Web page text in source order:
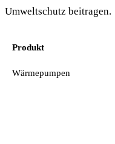
Umweltschutz beitragen.
Produkt
Wärmepumpen